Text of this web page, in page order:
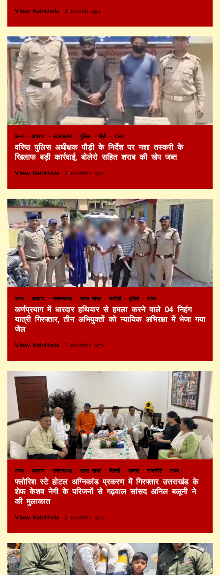
Vinay Kainthola 1 month ago
अन्य अपराध उत्तराखण्ड पुलिस पौड़ी राज्य
वरिष्ठ पुलिस अधीक्षक पौड़ी के निर्देश पर नशा तस्करी के
खिलाफ बड़ी कार्रवाई, बोलेरो सहित शराब की खेप जब्त
Vinay Kainthola 2 months ago
अन्य अपराध उत्तराखण्ड खास खबर चमोली पुलिस राज्य
कर्णप्रयाग में धारदार हथियार से हमला करने वाले 04 निहंग
यात्री गिरफ्तार, तीन अभियुक्तों को न्यायिक अभिरक्षा में भेजा गया
जेल
Vinay Kainthola 2 months ago
अन्य अपराध उत्तराखण्ड खास खबर दिल्ली भाजपा राजनीति राज्य
फ्लोरिश स्टे होटल अग्निकांड प्रकरण में गिरफ्तार उत्तराखंड के
शेफ केशव नेगी के परिजनों से गढ़वाल सांसद अनिल बलूनी ने
की मुलाकात
Vinay Kainthola 2 months ago